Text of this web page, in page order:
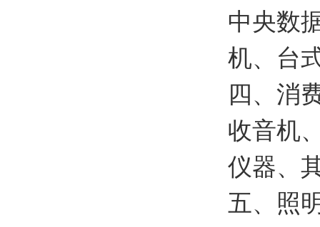
中央数
机、台
四、消
收音机
仪器、
五、照